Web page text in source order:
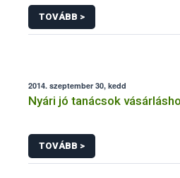
TOVÁBB >
2014. szeptember 30, kedd
Nyári jó tanácsok
TOVÁBB >